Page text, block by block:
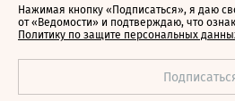
Нажимая кнопку «Подписаться», я даю
от «Ведомости» и подтверждаю, что
Политику по защите персональных